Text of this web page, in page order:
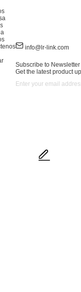
info@lr-link.com
Subscribe to Newsletter
Get the latest product